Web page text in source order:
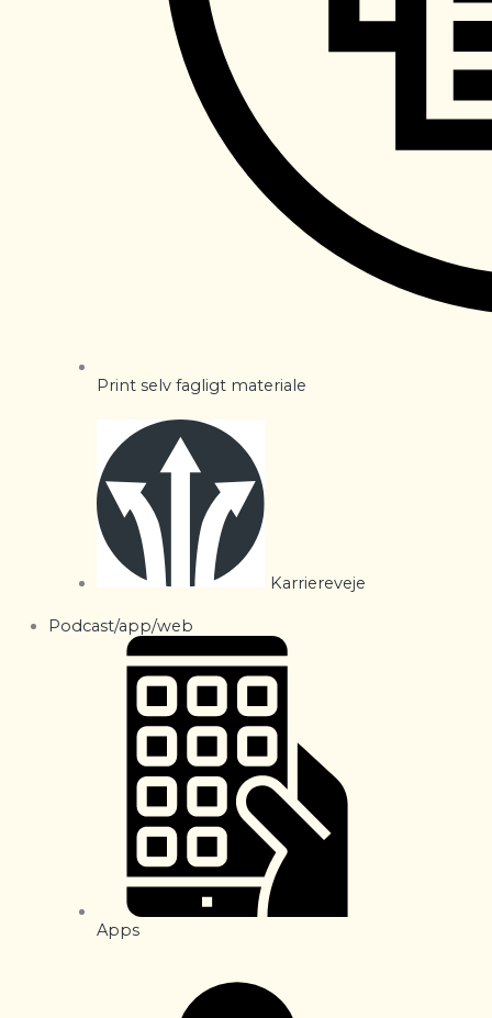
Print selv fagligt materiale
Karriereveje
Podcast/app/web
Apps